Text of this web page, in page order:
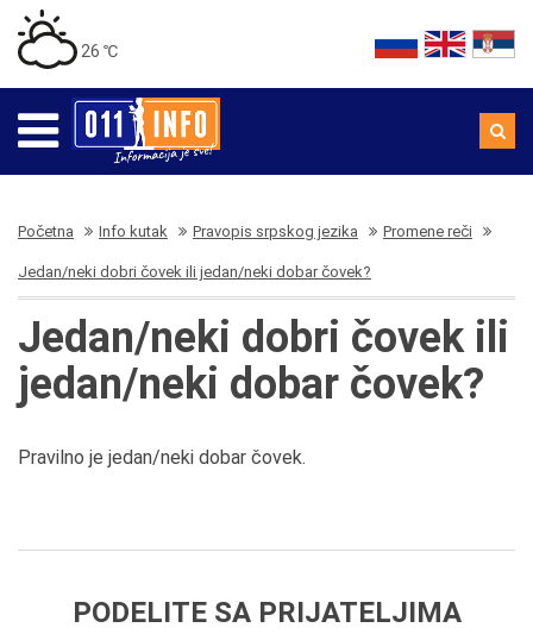
26 ℃
Početna Info kutak Pravopis srpskog jezika Promene reči
Jedan/neki dobri čovek ili jedan/neki dobar čovek?
Jedan/neki dobri čovek ili
jedan/neki dobar čovek?
Pravilno je jedan/neki dobar čovek.
PODELITE SA PRIJATELJIMA